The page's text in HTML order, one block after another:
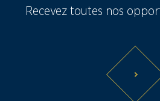
Recevez toutes nos